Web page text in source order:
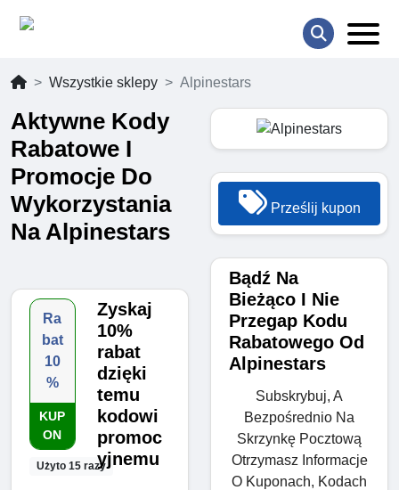
Wszystkie sklepy Alpinestars
Aktywne Kody
Rabatowe I
Promocje Do
Wykorzystania
Na Alpinestars
Ra
bat
10
%
KUP
ON
Użyto 15 razy
Zyskaj
10%
rabat
dzięki
temu
kodowi
promoc
yjnemu
Prześlij kupon
Bądź Na
Bieżąco I Nie
Przegap Kodu
Rabatowego Od
Alpinestars
Subskrybuj, A
Bezpośrednio Na
Skrzynkę Pocztową
Otrzymasz Informacje
O Kuponach, Kodach